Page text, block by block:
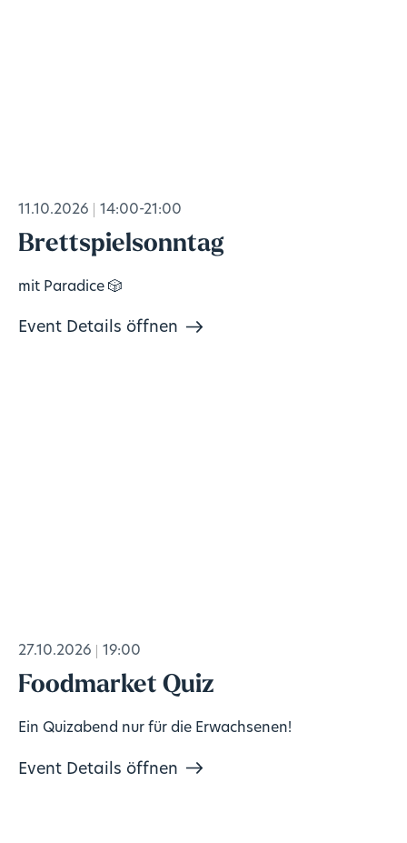
11.10.2026 14:00-21:00
Brettspielsonntag
mit Paradice 🎲
Event Details öffnen
27.10.2026 19:00
Foodmarket Quiz
Ein Quizabend nur für die Erwachsenen!
Event Details öffnen